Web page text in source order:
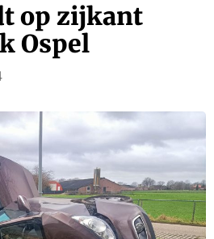
op zijkant
Ospel